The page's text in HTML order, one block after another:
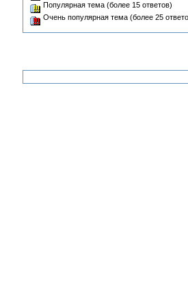
Популярная тема (более 15 ответов)
Очень популярная тема (более 25